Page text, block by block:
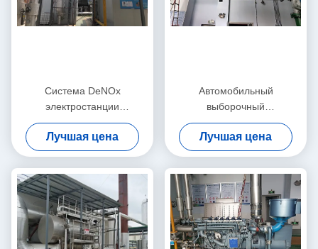
Система DeNOx
электростанции
выматывает
обессеривания
газообразного отхода Scr
уменьшение ненужного
определенное
Лучшая цена
Автомобильный
выборочный
каталитический Scr
Система Для De Nox
Применение уменьшения
Лучшая цена